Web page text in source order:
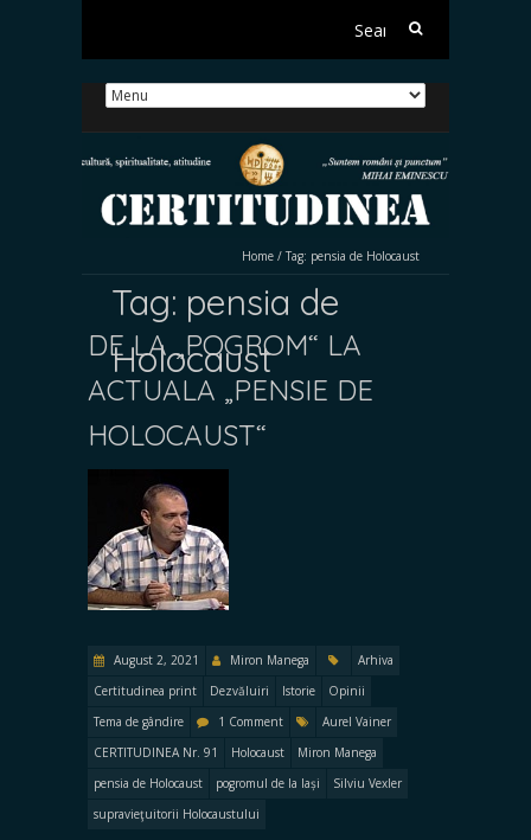
Search
Home / Tag: pensia de Holocaust
Tag: pensia de
Holocaust
DE LA „POGROM“ LA
ACTUALA „PENSIE DE
HOLOCAUST“
August 2, 2021 Miron Manega
Arhiva
Certitudinea print
Dezvăluiri Istorie
Opinii
Tema de gândire
1 Comment
Aurel Vainer
CERTITUDINEA Nr. 91
Holocaust
Miron Manega
pensia de Holocaust
pogromul de la Iași
Silviu Vexler
supravieţuitorii Holocaustului